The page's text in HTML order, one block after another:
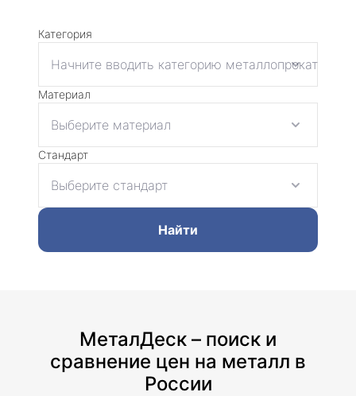
Категория
Материал
Стандарт
Найти
МеталДеск – поиск и
сравнение цен на металл в
России